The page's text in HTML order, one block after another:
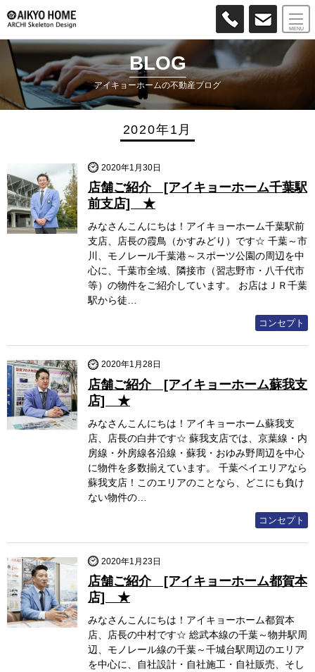
BLOG
アイキョーホームの不動産ブログ
2020年1月
2020年1月30日
店舗ご紹介 [アイキョーホーム千葉駅
前支店] ★
みなさんこんにちは！アイキョーホーム千葉駅前
支店、店長の霞鳥（かすみどり）です☆ 千葉～市
川、モノレール千葉港～スポーツ公園の周辺を中
心に、千葉市全域、隣接市（習志野市・八千代市
等）の物件をご紹介しています。 お店はＪＲ千葉
駅から徒…
コンセプト
2020年1月28日
店舗ご紹介 [アイキョーホーム蘇我支
店] ★
みなさんこんにちは！アイキョーホーム蘇我支
店、店長の白井です☆ 蘇我支店では、京葉線・内
房線・外房線各沿線・蘇我・おゆみ野周辺を中心
に物件を多数揃えています。 千葉ベイエリアなら
蘇我支店！このエリアのことなら、どこにも負け
ない物件の…
コンセプト
2020年1月23日
店舗ご紹介 [アイキョーホーム都賀本
店] ★
みなさんこんにちは！アイキョーホーム都賀本
店、店長の中村です☆ 総武本線の千葉～物井駅周
辺、モノレール線の千葉～千城台駅周辺のエリア
を中心に、自社設計・自社施工・自社販売、そし
MENU